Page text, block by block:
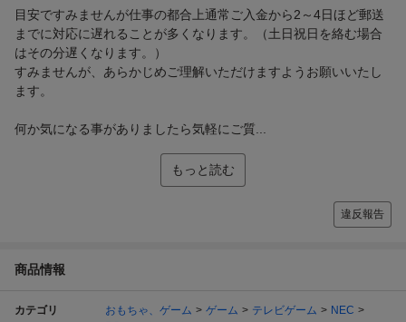
目安ですみませんが仕事の都合上通常ご入金から2～4日ほど郵送
までに対応に遅れることが多くなります。（土日祝日を絡む場合
はその分遅くなります。）
すみませんが、あらかじめご理解いただけますようお願いいたし
ます。
何か気になる事がありましたら気軽にご質...
もっと読む
違反報告
商品情報
カテゴリ おもちゃ、ゲーム ゲーム テレビゲーム
NEC